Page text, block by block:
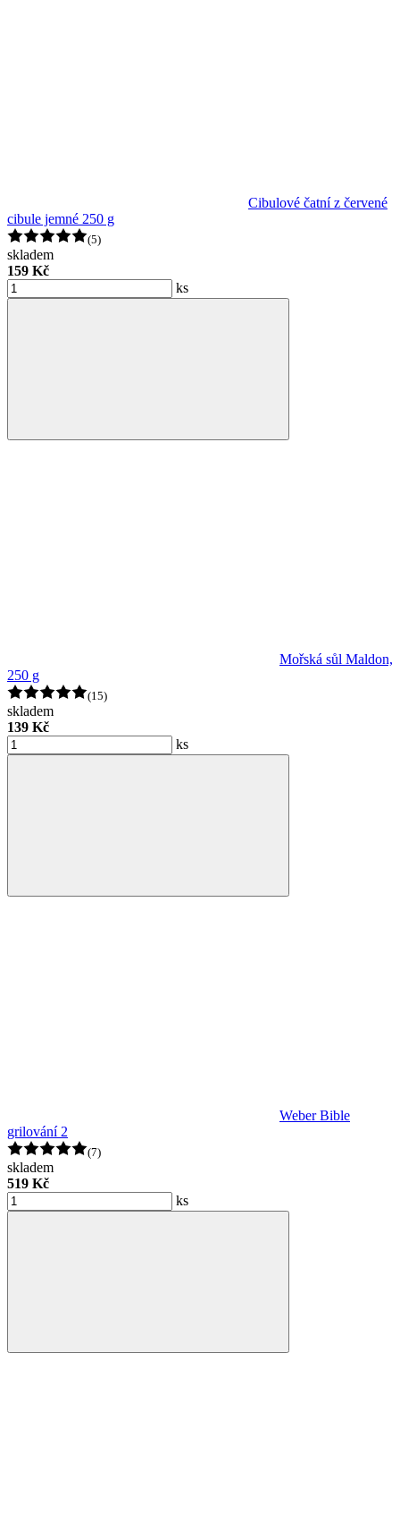
Cibulové čatní z červené
cibule jemné 250 g
(5)
skladem
159 Kč
ks
Mořská sůl Maldon,
250 g
(15)
skladem
139 Kč
ks
Weber Bible
grilování 2
(7)
skladem
519 Kč
ks